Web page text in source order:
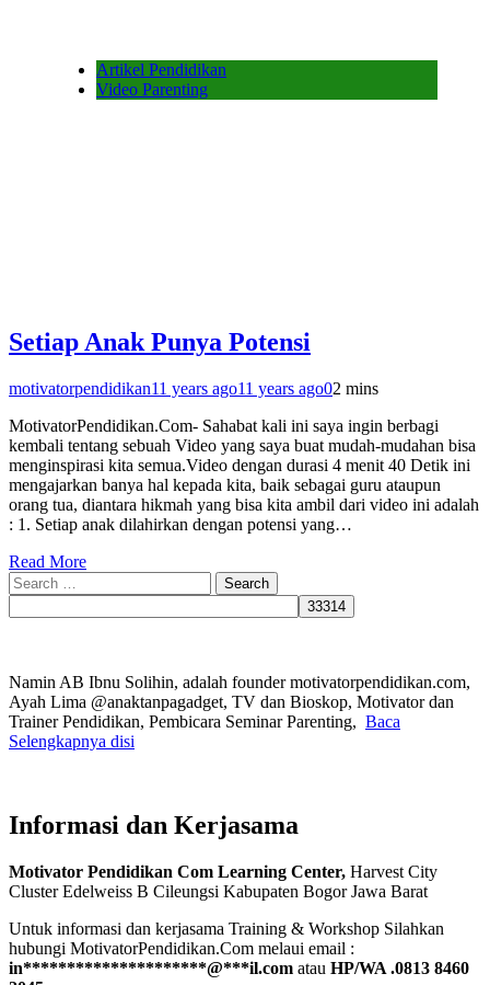
Artikel Pendidikan
Video Parenting
Setiap Anak Punya Potensi
motivatorpendidikan11 years ago11 years ago02 mins
MotivatorPendidikan.Com- Sahabat kali ini saya ingin berbagi
kembali tentang sebuah Video yang saya buat mudah-mudahan bisa
menginspirasi kita semua.Video dengan durasi 4 menit 40 Detik ini
mengajarkan banya hal kepada kita, baik sebagai guru ataupun
orang tua, diantara hikmah yang bisa kita ambil dari video ini adalah
: 1. Setiap anak dilahirkan dengan potensi yang…
Read More
Search
for:
Namin AB Ibnu Solihin, adalah founder motivatorpendidikan.com,
Ayah Lima @anaktanpagadget, TV dan Bioskop, Motivator dan
Trainer Pendidikan, Pembicara Seminar Parenting, Baca
Selengkapnya disi
Informasi dan Kerjasama
Motivator Pendidikan Com Learning Center, Harvest City
Cluster Edelweiss B Cileungsi Kabupaten Bogor Jawa Barat
Untuk informasi dan kerjasama Training & Workshop Silahkan
hubungi MotivatorPendidikan.Com melaui email :
in*********************@***il.com atau HP/WA .0813 8460